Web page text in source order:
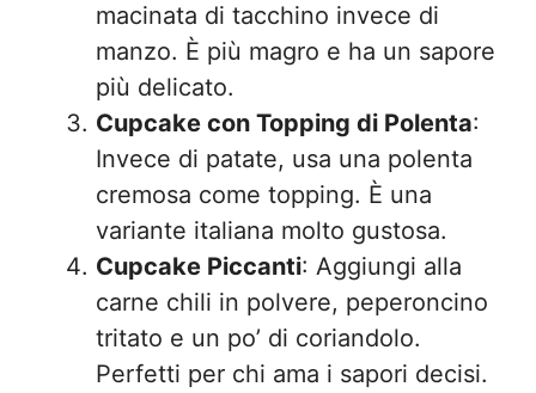
macinata di tacchino invece di
manzo. È più magro e ha un sapore
più delicato.
Cupcake con Topping di Polenta:
Invece di patate, usa una polenta
cremosa come topping. È una
variante italiana molto gustosa.
Cupcake Piccanti: Aggiungi alla
carne chili in polvere, peperoncino
tritato e un po’ di coriandolo.
Perfetti per chi ama i sapori decisi.